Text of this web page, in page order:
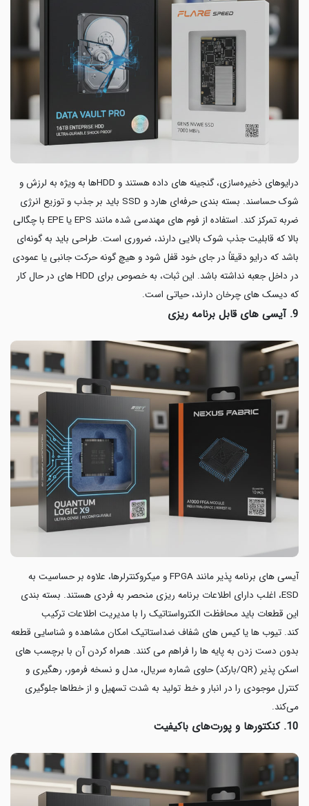
درایوهای ذخیره‌سازی، گنجینه های داده هستند و HDDها به ویژه به لرزش و
شوک حساسند. بسته بندی حرفه‌ای هارد و SSD باید بر جذب و توزیع انرژی
ضربه تمرکز کند. استفاده از فوم های مهندسی شده مانند EPS یا EPE با چگالی
بالا که قابلیت جذب شوک بالایی دارند، ضروری است. طراحی باید به گونه‌ای
باشد که درایو دقیقاً در جای خود قفل شود و هیچ گونه حرکت جانبی یا عمودی
در داخل جعبه نداشته باشد. این ثبات، به خصوص برای HDD های در حال کار
که دیسک های چرخان دارند، حیاتی است.
9. آیسی های قابل برنامه ریزی
آیسی های برنامه پذیر مانند FPGA و میکروکنترلرها، علاوه بر حساسیت به
ESD، اغلب دارای اطلاعات برنامه ریزی منحصر به‌ فردی هستند. بسته بندی
این قطعات باید محافظت الکترواستاتیک را با مدیریت اطلاعات ترکیب
کند. تیوب ها یا کیس های شفاف ضداستاتیک امکان مشاهده و شناسایی قطعه
بدون دست زدن به پایه ها را فراهم می کنند. همراه کردن آن با برچسب های
اسکن پذیر (QR/بارکد) حاوی شماره سریال، مدل و نسخه فرمور، رهگیری و
کنترل موجودی را در انبار و خط تولید به شدت تسهیل و از خطاها جلوگیری
می‌کند.
10. کنکتورها و پورت‌های باکیفیت